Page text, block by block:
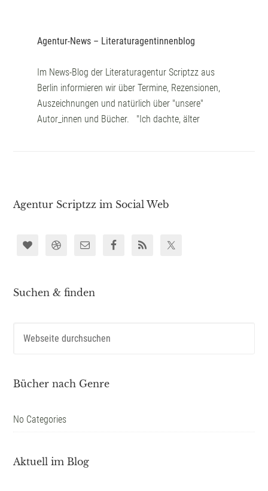
Agentur-News – Literaturagentinnenblog
Im News-Blog der Literaturagentur Scriptzz aus
Berlin informieren wir über Termine, Rezensionen,
Auszeichnungen und natürlich über "unsere"
Autor_innen und Bücher. "Ich dachte, älter
Agentur Scriptzz im Social Web
Suchen & finden
Bücher nach Genre
No Categories
Aktuell im Blog